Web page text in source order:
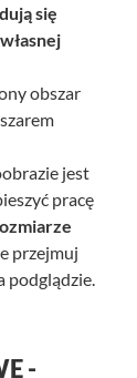
się
obszar
jest
pracę
przejmuj
podglądzie.
-